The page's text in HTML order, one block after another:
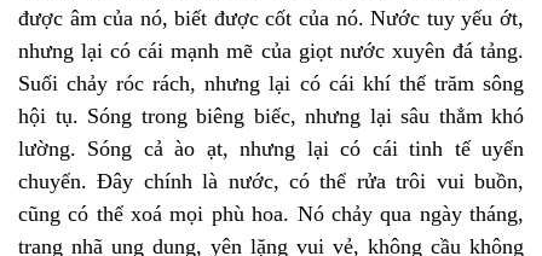
được âm của nó, biết được cốt của nó. Nước tuy yếu ớt,
nhưng lại có cái mạnh mẽ của giọt nước xuyên đá tảng.
Suối chảy róc rách, nhưng lại có cái khí thế trăm sông
hội tụ. Sóng trong biêng biếc, nhưng lại sâu thẳm khó
lường. Sóng cả ào ạt, nhưng lại có cái tinh tế uyển
chuyển. Đây chính là nước, có thể rửa trôi vui buồn,
cũng có thể xoá mọi phù hoa. Nó chảy qua ngày tháng,
trang nhã ung dung, yên lặng vui vẻ, không cầu không